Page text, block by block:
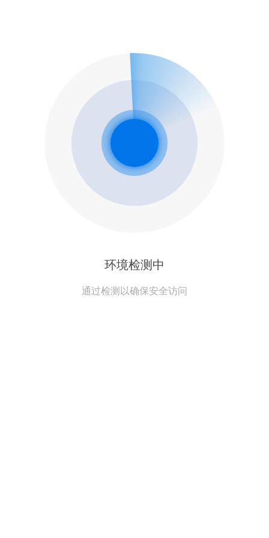
环境检测中
通过检测以确保安全访问